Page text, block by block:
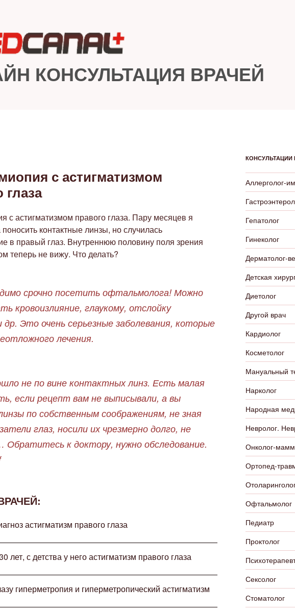
КОНСУЛЬТАЦИЯ ВРАЧЕЙ
с астигматизмом
глаза
с астигматизмом правого глаза. Пару месяцев я
контактные линзы, но случилась
в правый глаз. Внутреннюю половину поля зрения
теперь не вижу. Что делать?
срочно посетить офтальмолога! Можно
кровоизлияние, глаукому, отслойку
Это очень серьезные заболевания, которые
лечения.
не по вине контактных линз. Есть малая
если рецепт вам не выписывали, а вы
по собственным соображениям, не зная
глаз, носили их чрезмерно долго, не
Обратитесь к доктору, нужно обследование.
астигматизм правого глаза
лет, с детства у него астигматизм правого глаза
гиперметропия и гиперметропический астигматизм
КОНСУЛЬТАЦИИ
Аллерголог-
Гепатолог
Гинеколог
Дерматолог-
Детская
Диетолог
Другой врач
Кардиолог
Косметолог
Мануальный
Нарколог
Народная
Невролог.
Онколог-
Ортопед-
Офтальмолог
Педиатр
Проктолог
Сексолог
Стоматолог